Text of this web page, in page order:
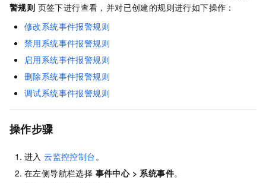
警规则 页签下进行查看，并对已创建的规则进行如下操作：
修改系统事件报警规则
禁用系统事件报警规则
启用系统事件报警规则
删除系统事件报警规则
调试系统事件报警规则
操作步骤
进入云监控控制台。
在左侧导航栏选择 事件中心 >系统事件。